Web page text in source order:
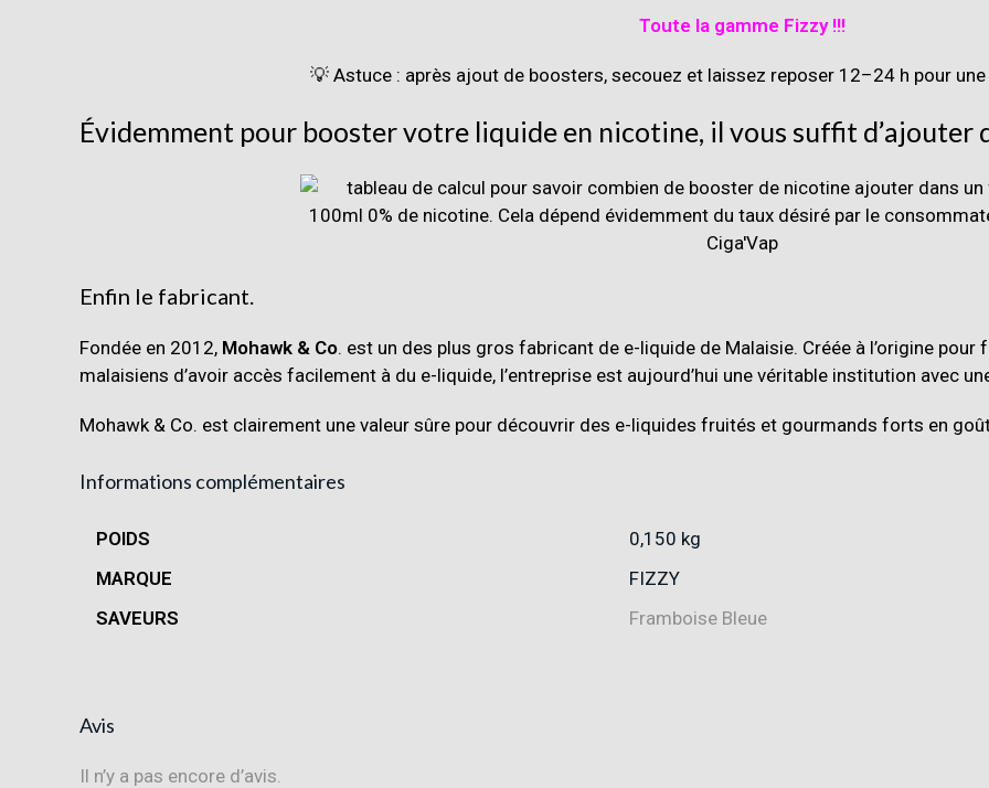
Toute la gamme Fizzy !!!
💡 Astuce : après ajout de boosters, secouez et laissez reposer 12–24 h pour
Évidemment pour booster votre liquide en nicotine, il vous suffit d’ajouter
Enfin le fabricant.
Fondée en 2012, Mohawk & Co. est un des plus gros fabricant de e-liquide de Malaisie. Créée à l’origine
malaisiens d’avoir accès facilement à du e-liquide, l’entreprise est aujourd’hui une véritable institution avec
Mohawk & Co. est clairement une valeur sûre pour découvrir des e-liquides fruités et gourmands forts en
Informations complémentaires
POIDS
0,150 kg
MARQUE
FIZZY
SAVEURS
Framboise Bleue
Avis
Il n’y a pas encore d’avis.